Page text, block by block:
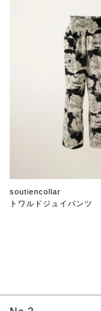
soutiencollar
トワルドジュイパンツ